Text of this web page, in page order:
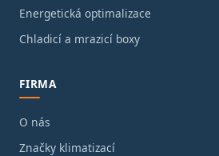
Energetická optimalizace
Chladicí a mrazicí boxy
FIRMA
O nás
Značky klimatizací